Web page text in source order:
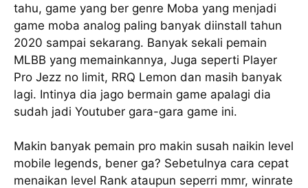
tahu, game yang ber genre Moba yang menjadi
game moba analog paling banyak diinstall tahun
2020 sampai sekarang. Banyak sekali pemain
MLBB yang memainkannya, Juga seperti Player
Pro Jezz no limit, RRQ Lemon dan masih banyak
lagi. Intinya dia jago bermain game apalagi dia
sudah jadi Youtuber gara-gara game ini.
Makin banyak pemain pro makin susah naikin level
mobile legends, bener ga? Sebetulnya cara cepat
menaikan level Rank ataupun seperri mmr, winrate